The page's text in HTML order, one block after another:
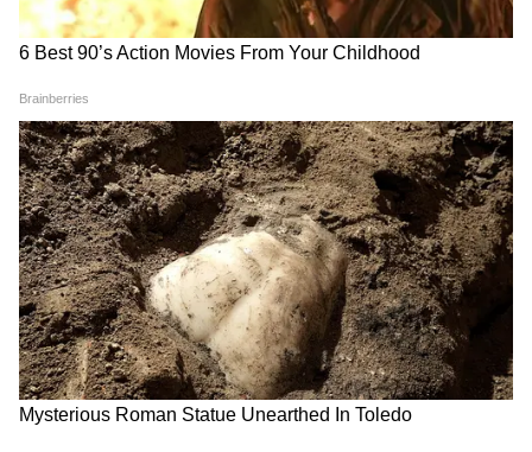
माफिया गिरी थी पसंद, नाबालिग
होकर मर्डर केस में गया था जेल
की मौत, दो जेल में बंद...जानिए अब
माफिया अतीक के परिवार में कौन-
कौन?
Breaking News: माफिया अतीक
अहमद के बेटे अबान की सड़क
दुर्घटना में मौत, बड़े भाई से मिलने जा
रहा था झांसी जेल
तमिलनाडु एक्सप्रेस के जनरल कोच
में मिला इंसानी शरीर के टुकड़ों से
भरा ट्रॉली बैग, आगरा में मचा हड़कंप
LATEST VIDEOS